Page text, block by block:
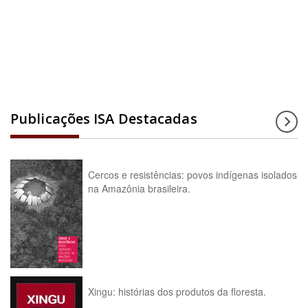
Publicações ISA Destacadas
Cercos e resistências: povos indígenas isolados
na Amazônia brasileira.
Xingu: histórias dos produtos da floresta.